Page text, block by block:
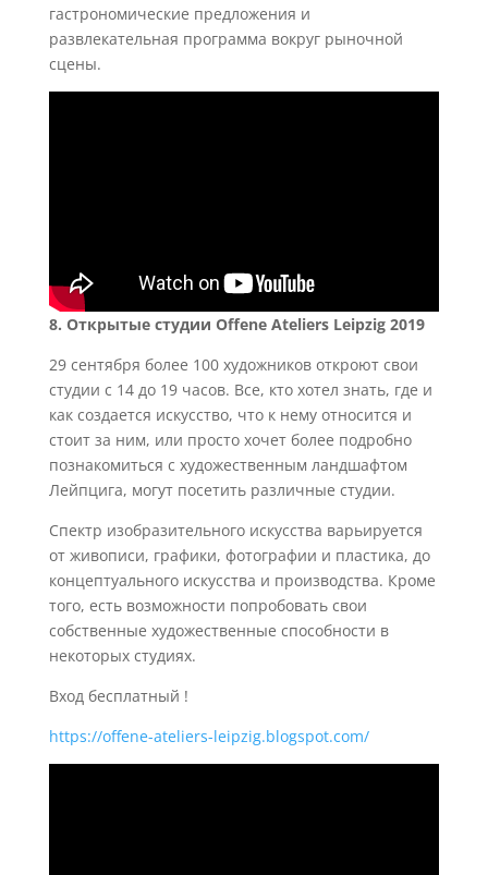
гастрономические предложения и
развлекательная программа вокруг рыночной
сцены.
8. Открытые студии Offene Ateliers Leipzig 2019
29 сентября более 100 художников откроют свои
студии с 14 до 19 часов. Все, кто хотел знать, где и
как создается искусство, что к нему относится и
стоит за ним, или просто хочет более подробно
познакомиться с художественным ландшафтом
Лейпцига, могут посетить различные студии.
Спектр изобразительного искусства варьируется
от живописи, графики, фотографии и пластика, до
концептуального искусства и производства. Кроме
того, есть возможности попробовать свои
собственные художественные способности в
некоторых студиях.
Вход бесплатный !
https://offene-ateliers-leipzig.blogspot.com/